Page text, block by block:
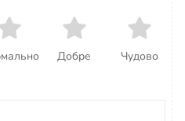
Добре Чудово